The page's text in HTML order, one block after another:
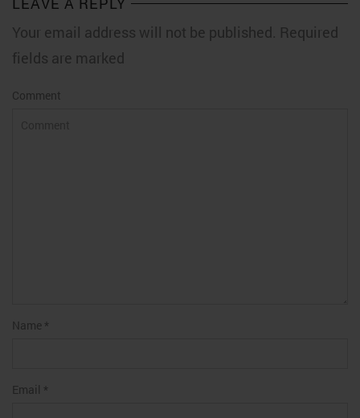
Your email address will not be published. Required
fields are marked
Comment
Name *
Email *